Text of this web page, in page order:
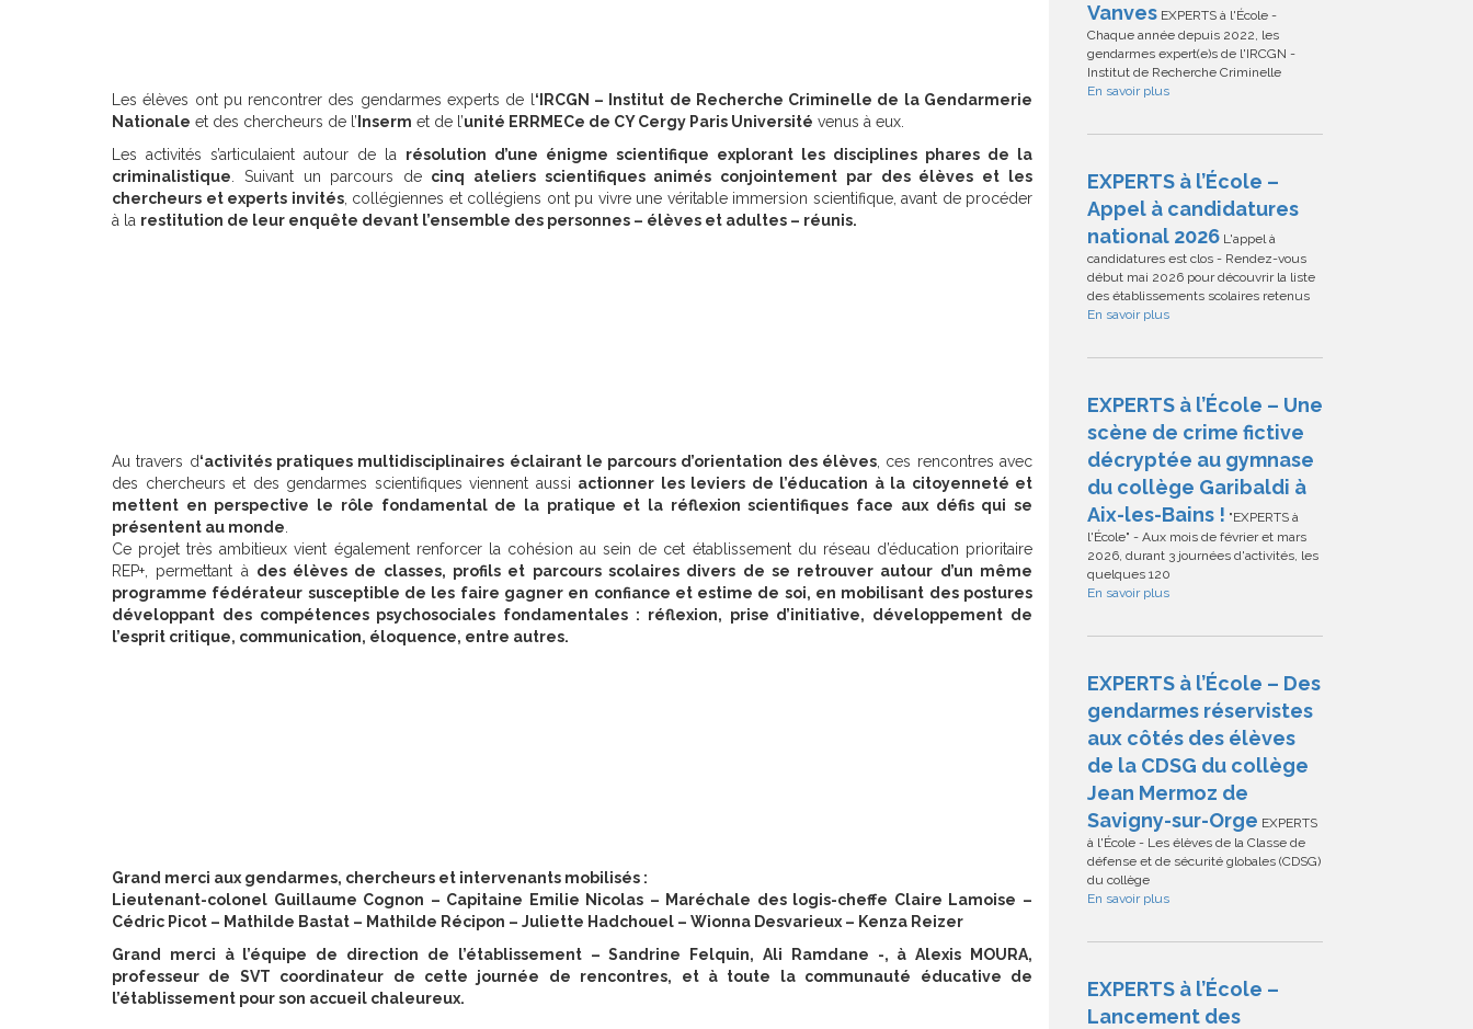
Les élèves ont pu rencontrer des gendarmes experts de l ‘IRCGN – Institut de Recherche Criminelle de la Gendarmerie
Nationale et des chercheurs de l’ Inserm et de l’unité ERRMECe de CY Cergy Paris Université venus à eux.
Les activités s’articulaient autour de la résolution d’une énigme scientifique explorant les disciplines phares de la
criminalistique . Suivant un parcours de cinq ateliers scientifiques animés conjointement par des élèves et les
chercheurs et experts invités, collégiennes et collégiens ont pu vivre une véritable immersion scientifique, avant de procéder
à la restitution de leur enquête devant l’ensemble des personnes – élèves et adultes – réunis.
Au travers d‘activités pratiques multidisciplinaires éclairant le parcours d’orientation des élèves , ces rencontres avec
des chercheurs et des gendarmes scientifiques viennent aussi actionner les leviers de l’éducation à la citoyenneté et
mettent en perspective le rôle fondamental de la pratique et la réflexion scientifiques face aux défis qui se
présentent au monde
Ce projet très ambitieux vient également renforcer la cohésion au sein de cet établissement du réseau d’éducation prioritaire
REP+, permettant à des élèves de classes, profils et parcours scolaires divers de se retrouver autour d’un même
programme fédérateur susceptible de les faire gagner en confiance et estime de soi, en mobilisant des postures
développant des compétences psychosociales fondamentales : réflexion, prise d’initiative, développement de
l’esprit critique, communication, éloquence, entre autres.
Grand merci aux gendarmes, chercheurs et intervenants mobilisés :
Lieutenant-colonel Guillaume Cognon – Capitaine Emilie Nicolas – Maréchale des logis-cheffe Claire Lamoise –
Cédric Picot – Mathilde Bastat – Mathilde Récipon – Juliette Hadchouel – Wionna Desvarieux – Kenza Reizer
Grand merci à l’équipe de direction de l’établissement – Sandrine Felquin, Ali Ramdane -, à Alexis MOURA,
professeur de SVT coordinateur de cette journée de rencontres, et à toute la communauté éducative de
l’établissement pour son accueil chaleureux.
Vanves EXPERTS à l'École -
Chaque année depuis 2022, les
gendarmes expert(e)s de l'IRCGN -
Institut de Recherche Criminelle
En savoir plus
EXPERTS à l’École –
Appel à candidatures
national 2026 L'appel à
candidatures est clos - Rendez-vous
début mai 2026 pour découvrir la liste
des établissements scolaires retenus
En savoir plus
EXPERTS à l’École – Une
scène de crime fictive
décryptée au gymnase
du collège Garibaldi à
Aix-les-Bains ! "EXPERTS à
l'École" - Aux mois de février et mars
2026, durant 3 journées d'activités, les
quelques 120
En savoir plus
EXPERTS à l’École – Des
gendarmes réservistes
aux côtés des élèves
de la CDSG du collège
Jean Mermoz de
Savigny-sur-Orge EXPERTS
à l'École - Les élèves de la Classe de
défense et de sécurité globales (CDSG)
du collège
En savoir plus
EXPERTS à l’École –
Lancement des